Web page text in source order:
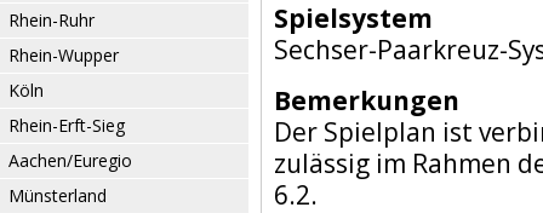
Rhein-Ruhr
Rhein-Wupper
Köln
Rhein-Erft-Sieg
Aachen/Euregio
Münsterland
Spielsystem
Sechser-Paarkreuz-
Bemerkungen
Der Spielplan ist
zulässig im Rahmen
6.2.